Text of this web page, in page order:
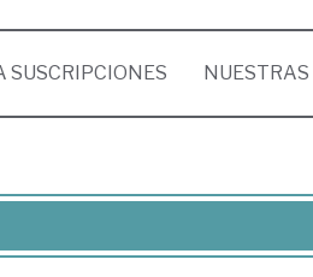
SUSCRIPCIONES NUESTRAS